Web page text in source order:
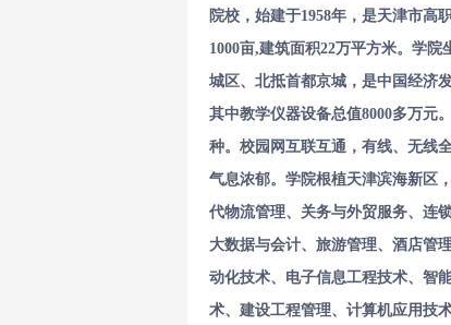
院校，始建于1958年，是天津市高
1000亩,建筑面积22万平方米。学
城区、北抵首都京城，是中国经济
其中教学仪器设备总值8000多万元
种。校园网互联互通，有线、无线
气息浓郁。学院根植天津滨海新区
代物流管理、关务与外贸服务、连
大数据与会计、旅游管理、酒店管
动化技术、电子信息工程技术、智
术、建设工程管理、计算机应用技